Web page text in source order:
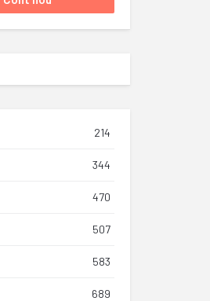
214
344
470
507
583
689